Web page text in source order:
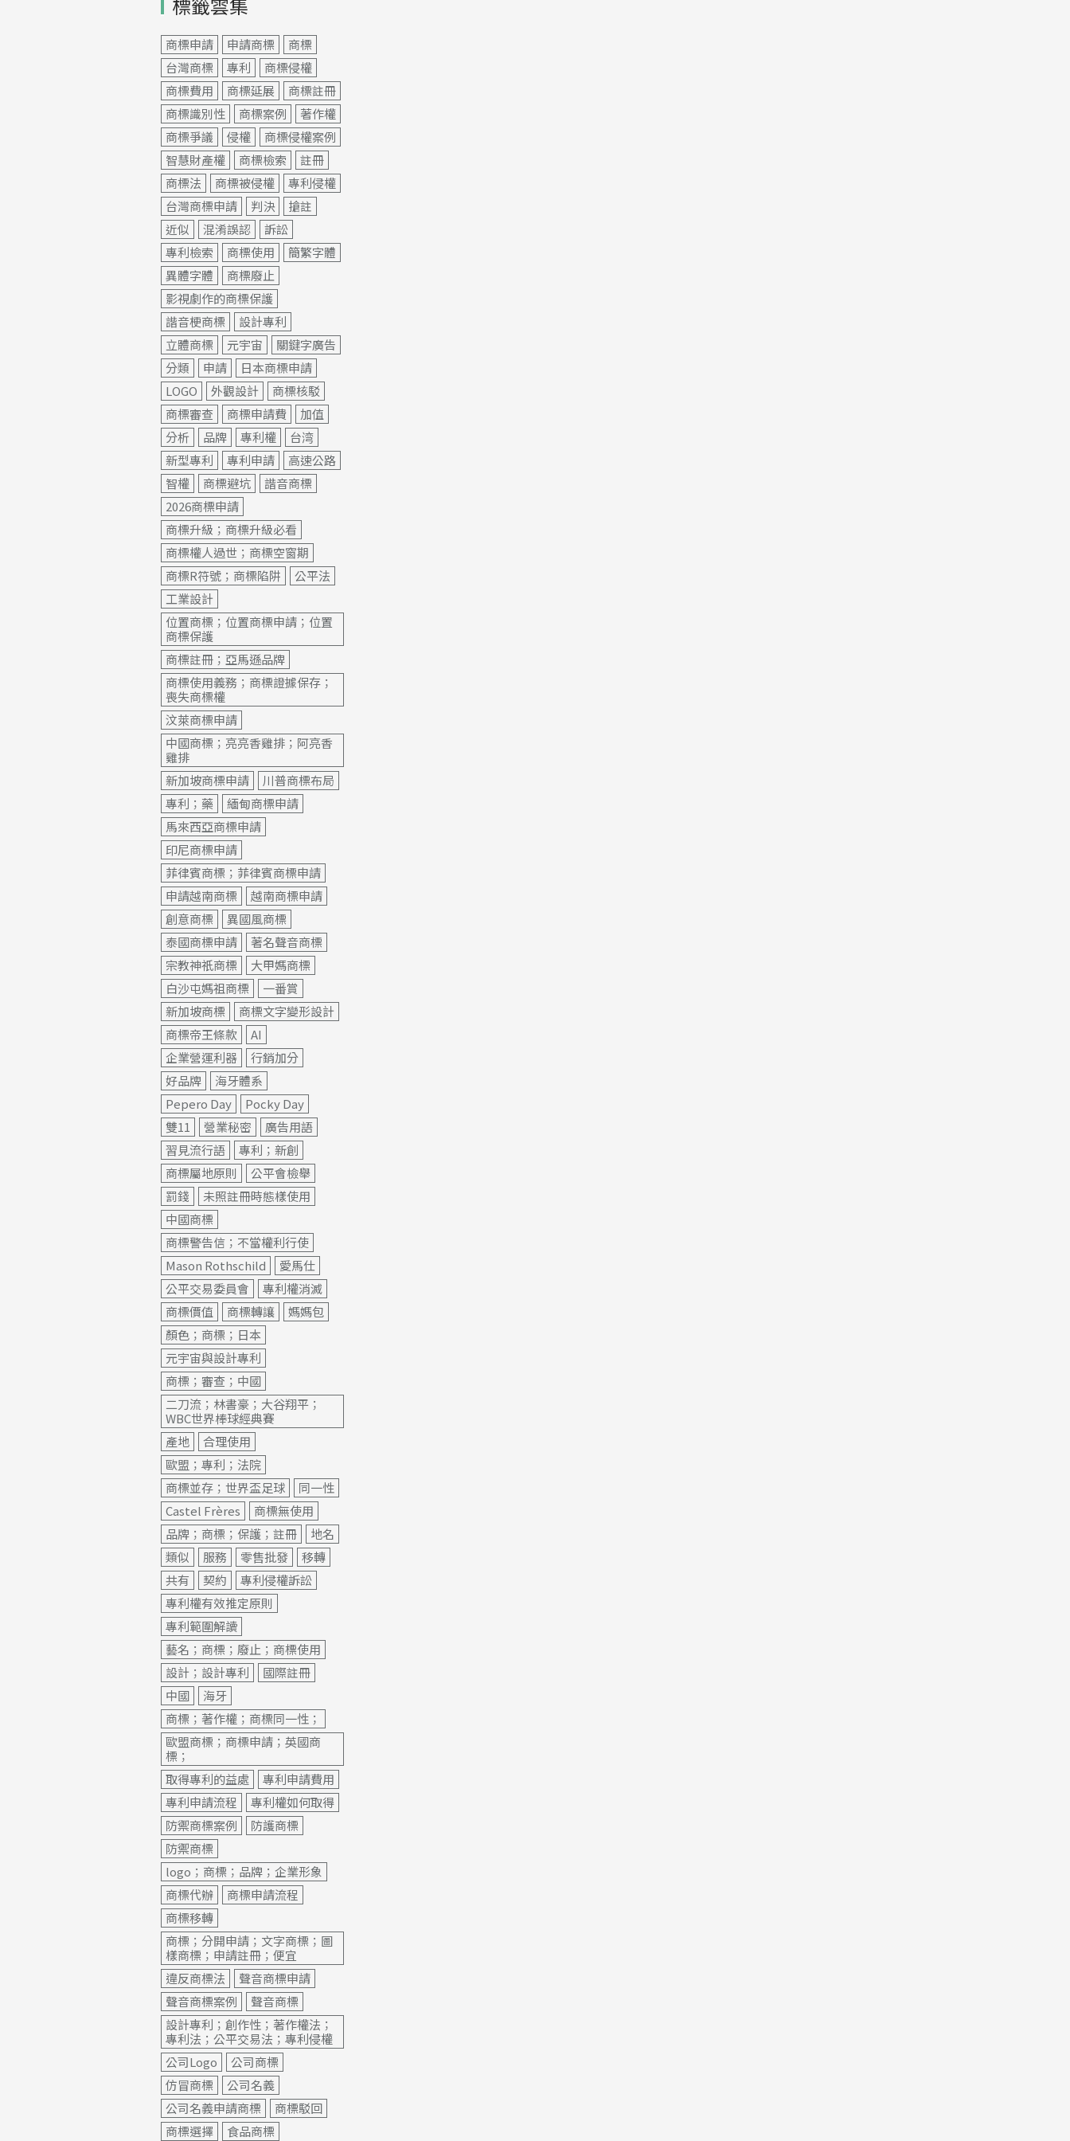
商標申請 申請商標
商標
台灣商標
專利
商標侵權
商標費用
商標延展
商標註冊
商標識別性
商標案例
著作權
商標爭議
侵權
商標侵權案例
智慧財產權
商標檢索
註冊
商標法
商標被侵權
專利侵權
台灣商標申請
判決
搶註
近似
混淆誤認
訴訟
專利檢索
商標使用
簡繁字體
異體字體
商標廢止
影視劇作的商標保護
諧音梗商標
設計專利
立體商標
元宇宙
關鍵字廣告
分類
申請
日本商標申請
LOGO
外觀設計
商標核駁
商標審查
商標申請費
加值
分析
品牌 專利權
台湾
新型專利
專利申請
高速公路
智權
商標避坑
諧音商標
2026商標申請
商標升級；商標升級必看
商標權人過世；商標空窗期
商標R符號；商標陷阱
公平法
工業設計
位置商標；位置商標申請；位置
商標保護
商標註冊；亞馬遜品牌
商標使用義務；商標證據保存；
喪失商標權
汶萊商標申請
中國商標；亮亮香雞排；阿亮香
雞排
新加坡商標申請
川普商標布局
專利；藥
緬甸商標申請
馬來西亞商標申請
印尼商標申請
菲律賓商標；菲律賓商標申請
申請越南商標
越南商標申請
創意商標
異國風商標
泰國商標申請
著名聲音商標
宗教神祇商標
大甲媽商標
白沙屯媽祖商標
一番賞
新加坡商標
商標文字變形設計
商標帝王條款
AI
企業營運利器
行銷加分
好品牌
海牙體系
Pepero Day
Pocky Day
雙11
營業秘密
廣告用語
習見流行語
專利；新創
商標屬地原則
公平會檢舉
罰錢
未照註冊時態樣使用
中國商標
商標警告信；不當權利行使
Mason Rothschild
愛馬仕
公平交易委員會
專利權消滅
商標價值
商標轉讓
媽媽包
顏色；商標；日本
元宇宙與設計專利
商標；審查；中國
二刀流；林書豪；大谷翔平；
WBC世界棒球經典賽
產地
合理使用
歐盟；專利；法院
商標並存；世界盃足球
同一性
Castel Frères
商標無使用
品牌；商標；保護；註冊
地名
類似
服務 零售批發
移轉
共有
契約
專利侵權訴訟
專利權有效推定原則
專利範圍解讀
藝名；商標；廢止；商標使用
設計；設計專利
國際註冊
中國
海牙
商標；著作權；商標同一性；
歐盟商標；商標申請；英國商
標；
取得專利的益處
專利申請費用
專利申請流程
專利權如何取得
防禦商標案例
防護商標
防禦商標
logo；商標；品牌；企業形象
商標代辦
商標申請流程
商標移轉
商標；分開申請；文字商標；圖
樣商標；申請註冊；便宜
違反商標法
聲音商標申請
聲音商標案例
聲音商標
設計專利；創作性；著作權法；
專利法；公平交易法；專利侵權
公司Logo
公司商標
仿冒商標
公司名義
公司名義申請商標
商標駁回
商標選擇
食品商標